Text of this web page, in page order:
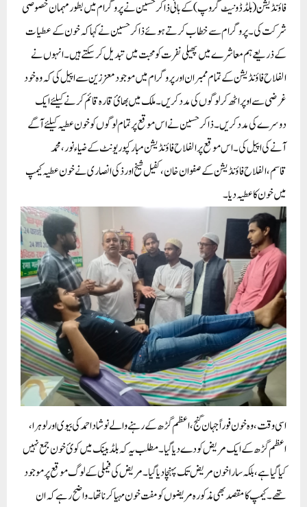
فاؤنڈیشن (بلڈ ڈونیٹ گروپ) کے بانی ذاکر حسین نے پروگرام میں بطور مہمان خصوصی
شرکت کی۔پروگرام سے خطاب کرتے ہوئے ذاکر حسین نے کہا کہ خون کے عطیات
کے ذریعے ہم معاشرے میں پھیلی نفرت کو محبت میں تبدیل کر سکتے ہیں۔انہوں نے
الفلاح فاؤنڈیشن کے تمام ممبران اور پروگرام میں موجود معززین سے اپیل کی کہ وہ خود
غرضی سے اوپر اٹھ کر لوگوں کی مدد کریں۔ملک میں بھائ قارہ قائم کرنے کیلئے ایک
دوسرے کی مدد کریں۔ذاکر حسین نے اس موقع پر تمام لوگوں کو خون عطیہ کیلئے آگے
آنے کی اپیل کی۔اس موقع پر الفلاح فاؤنڈیشن مبارکپور یونٹ کے ضیاءنور، محمد
قاسم،الفلاح فاؤنڈیشن کے صفوان خان، کفیل شیخ اورذکی انصاری نےخون عطیہ کیمپ
میں خون کا عطیہ دیا۔
اسی وقت، وہ خون فوراً جہان گنج، اعظم گڑھ کے رہنے والے نوشاد احمد کی بیوی اور لوہرا،
اعظم گڑھ کے ایک مریض کو دےدیا گیا۔مطلب یہ کہ بلڈ بینک میں کوئ خون جمع نہیں
کیا گیا ہے،بلکہ سارا خون مریض تک پہنچا دیا گیا۔مریض کی فیملی کے لوگ موقع پر موجود
تھے۔کیمپ کا مقصد بھی مذکورہ مریضوں کو مفت خون مہیا کرنا تھا۔ واضح رہے کہ ان